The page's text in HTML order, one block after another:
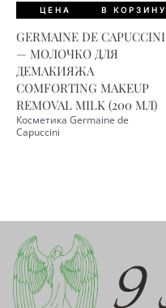
ЦЕНА В КОРЗИНУ
GERMAINE DE CAPUCCINI
— МОЛОЧКО ДЛЯ
ДЕМАКИЯЖА
COMFORTING MAKEUP
REMOVAL MILK (200 МЛ)
Косметика Germaine de
Capuccini